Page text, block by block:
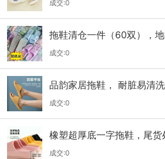
成交:0
拖鞋清仓一件（60双），
家 249元
成交:0
品韵家居拖鞋， 耐脏易清
0双起批10.5元
成交:0
橡塑超厚底一字拖鞋，尾
5元
成交:0